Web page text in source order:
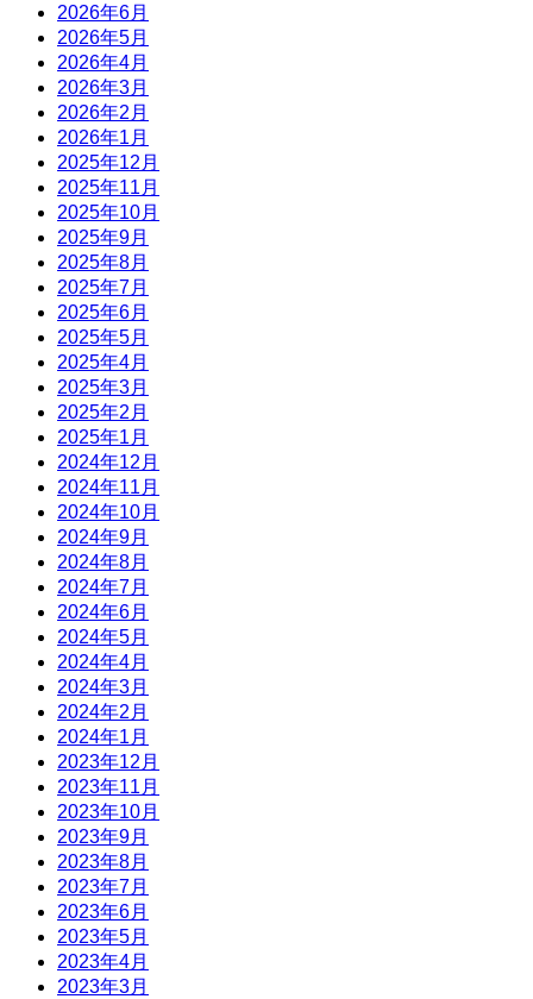
2026年6月
2026年5月
2026年4月
2026年3月
2026年2月
2026年1月
2025年12月
2025年11月
2025年10月
2025年9月
2025年8月
2025年7月
2025年6月
2025年5月
2025年4月
2025年3月
2025年2月
2025年1月
2024年12月
2024年11月
2024年10月
2024年9月
2024年8月
2024年7月
2024年6月
2024年5月
2024年4月
2024年3月
2024年2月
2024年1月
2023年12月
2023年11月
2023年10月
2023年9月
2023年8月
2023年7月
2023年6月
2023年5月
2023年4月
2023年3月